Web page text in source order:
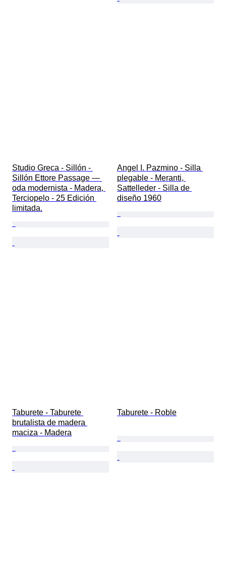
Studio Greca - Sillón -
Sillón Ettore Passage —
oda modernista - Madera,
Terciopelo - 25 Edición
limitada.
Angel I. Pazmino - Silla
plegable - Meranti,
Sattelleder - Silla de
diseño 1960
Taburete - Taburete
brutalista de madera
maciza - Madera
Taburete - Roble